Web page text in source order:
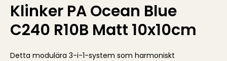
Klinker PA Ocean Blue
C240 R10B Matt 10x10cm
Detta modulära 3-i-1-system som harmoniskt